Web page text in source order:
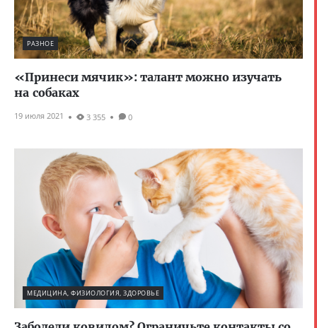
РАЗНОЕ
«Принеси мячик»: талант можно изучать
на собаках
19 июля 2021 3 355 0
МЕДИЦИНА, ФИЗИОЛОГИЯ, ЗДОРОВЬЕ